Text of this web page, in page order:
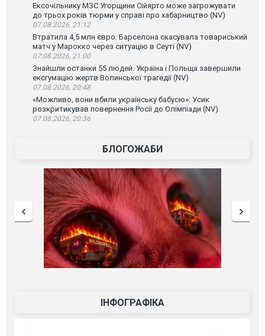
Ексочільнику МЗС Угорщини Сійярто може загрожувати
до трьох років тюрми у справі про хабарництво (NV)
07.08.2026, 21:12
Втратила 4,5 млн євро: Барселона скасувала товариський
матч у Марокко через ситуацію в Сеуті (NV)
07.08.2026, 21:00
Знайшли останки 55 людей. Україна і Польща завершили
ексгумацію жертв Волинської трагедії (NV)
07.08.2026, 20:48
«Можливо, вони вбили українську бабусю»: Усик
розкритикував повернення Росії до Олімпіади (NV)
07.08.2026, 20:36
БЛОГОЖАБИ
ІНФОГРАФІКА